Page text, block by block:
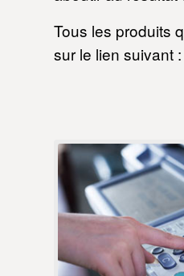
Tous les produits
sur le lien suivant :